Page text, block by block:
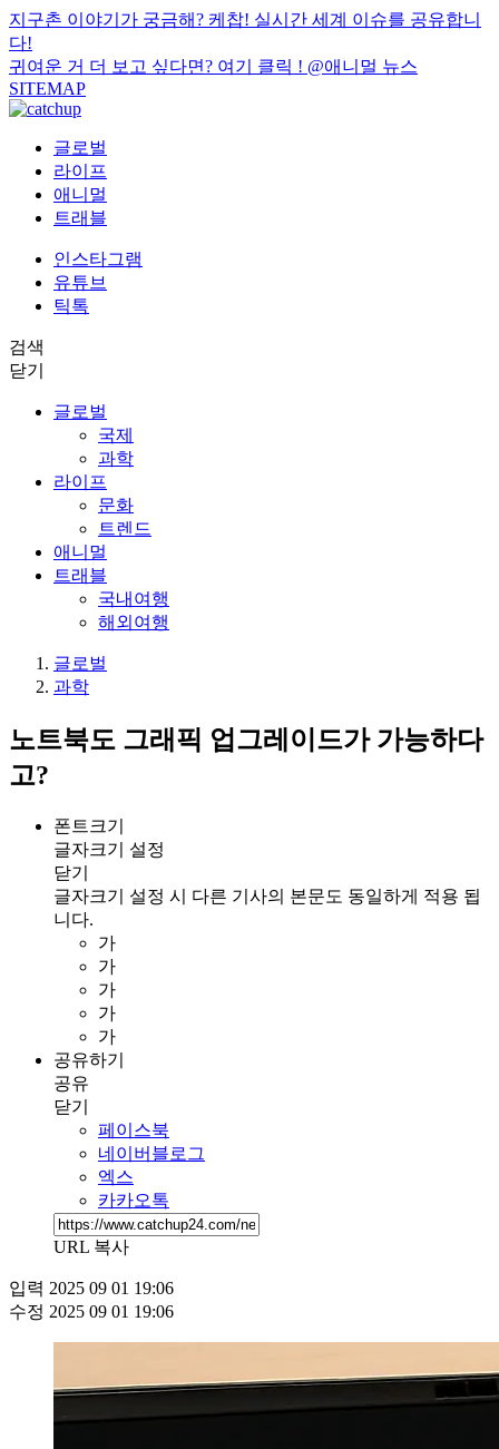
지구촌 이야기가 궁금해? 케찹! 실시간 세계 이슈를 공유합니
다!
귀여운 거 더 보고 싶다면? 여기 클릭 ! @애니멀 뉴스
SITEMAP
글로벌
라이프
애니멀
트래블
인스타그램
유튜브
틱톡
검색
닫기
글로벌
국제
과학
라이프
문화
트렌드
애니멀
트래블
국내여행
해외여행
글로벌
과학
노트북도 그래픽 업그레이드가 가능하다
고?
폰트크기
글자크기 설정
닫기
글자크기 설정 시 다른 기사의 본문도 동일하게 적용 됩
니다.
가
가
가
가
가
공유하기
공유
닫기
페이스북
네이버블로그
엑스
카카오톡
URL 복사
입력 2025 09 01 19:06
수정 2025 09 01 19:06